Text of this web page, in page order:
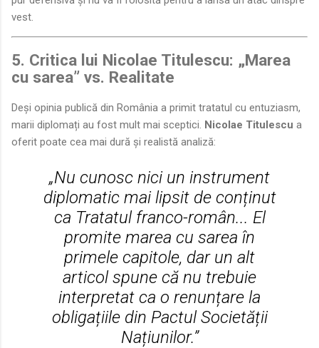
vest.
5. Critica lui Nicolae Titulescu: „Marea
cu sarea” vs. Realitate
Deși opinia publică din România a primit tratatul cu entuziasm,
marii diplomați au fost mult mai sceptici. Nicolae Titulescu a
oferit poate cea mai dură și realistă analiză:
„Nu cunosc nici un instrument
diplomatic mai lipsit de conținut
ca Tratatul franco-român... El
promite marea cu sarea în
primele capitole, dar un alt
articol spune că nu trebuie
interpretat ca o renunțare la
obligațiile din Pactul Societății
Națiunilor.”